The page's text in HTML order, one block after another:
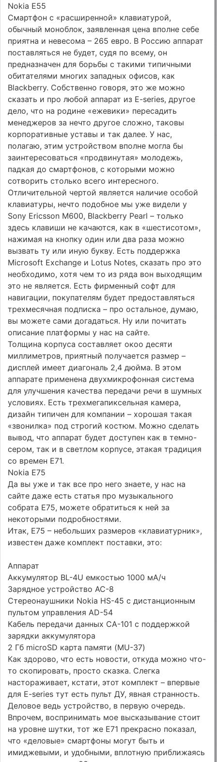
Nokia E55
Смартфон с «расширенной» клавиатурой,
обычный моноблок, заявленная цена вполне себе
приятна и невесома – 265 евро. В Россию аппарат
поставляться не будет, судя по всему, он
предназначен для борьбы с такими типичными
обитателями многих западных офисов, как
Blackberry. Собственно говоря, это же можно
сказать и про любой аппарат из E-series, другое
дело, что на родине «ежевики» пересадить
менеджеров за нечто другое сложно, таковы
корпоративные уставы и так далее. У нас,
полагаю, этим устройством вполне могла бы
заинтересоваться «продвинутая» молодежь,
падкая до смартфонов, с которыми можно
сотворить столько всего интересного.
Отличительной чертой является наличие особой
клавиатуры, нечто подобное мы уже видели у
Sony Ericsson M600, Blackberry Pearl – только
здесь клавиши не качаются, как в «шестисотом»,
нажимая на кнопку один или два раза можно
вызвать ту или иную букву. Есть поддержка
Microsoft Exchange и Lotus Notes, сказать про это
необходимо, хотя чем то из ряда вон выходящим
это не является. Есть фирменный софт для
навигации, покупателям будет предоставляться
трехмесячная подписка – про остальное, думаю,
вы можете сами догадаться. Ну или почитать
описание платформы у нас на сайте.
Толщина корпуса составляет окоо десяти
миллиметров, приятный получается размер –
дисплей имеет диагональ 2,4 дюйма. В этом
аппарате применена двухмикрофонная система
для улучшения качества передачи речи в шумных
условиях. Есть трехмегапиксельная камера,
дизайн типичен для компании – хорошая такая
«звонилка» под строгий костюм. Можно сделать
вывод, что аппарат будет доступен как в темно-
сером, так и в светлом корпусе, этакая традиция
со времен E71.
Nokia E75
Да вы уже и так все про него знаете, у нас на
сайте даже есть статья про музыкального
собрата E75, можете обратиться к ней за
некоторыми подробностями.
Итак, E75 – небольших размеров «клавиатурник»,
известен даже комплект поставки, это:
Аппарат
Аккумулятор BL-4U емкостью 1000 мА/ч
Зарядное устройство AC-8
Стереонаушники Nokia HS-45 с дистанционным
пультом управления AD-54
Кабель передачи данных CA-101 с поддержкой
зарядки аккумулятора
2 Гб microSD карта памяти (MU-37)
Как здорово, что есть новости, откуда можно что-
то скопировать, просто сказка. Слегка
настораживает, кстати, этот комплект – впервые
для E-series тут есть пульт ДУ, явная странность.
Деловое ведь устройство, в первую очередь.
Впрочем, воспринимать мое высказывание стоит
на уровне шутки, тот же E71 прекрасно показал,
что «деловые» смартфоны могут быть и
имиджевыми, и удобными, вплотную приближаясь